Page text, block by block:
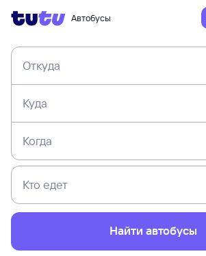
Автобусы
Откуда
Куда
Когда
Кто едет
Найти автобусы